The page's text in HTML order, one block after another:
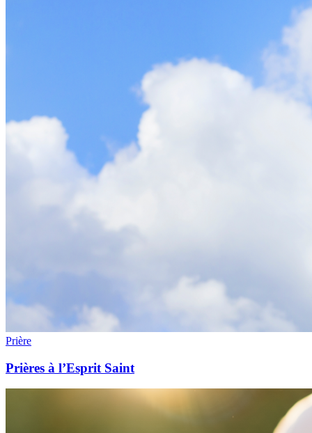
Prière
Prières à l’Esprit Saint